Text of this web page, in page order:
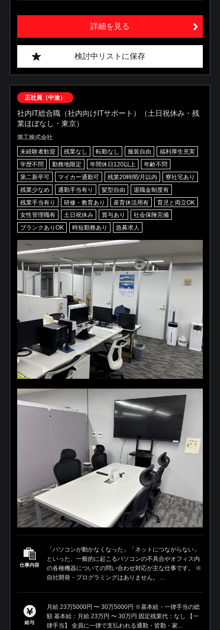
詳細を見る
検討中リストに保存
正社員（中途）
社内IT総合職（社内向けITサポート）（土日祝休み・残
業ほぼなし・東京）
第工株式会社
未経験者歓迎 残業なし 転勤なし 服装自由
福利厚生充実
学歴不問
勤務地限定 年間休日120以上
年齢不問
第二新卒可
マイカー通勤可 残業20時間/月以内
寮社宅あり
残業少なめ
通勤手当有り 髪型自由
退職金制度有
残業手当有り
研修・教育あり 産育休活用有
育児と両立OK
女性管理職有
土日祝休み 賞与あり
社会保険完備
ブランクありOK
時短勤務あり 急募求人
仕事内容
「パソコンが動かなくなった」「ネットにつながらない」
といった、一般的に起こるパソコンの不具合やオフィス内
の各種機器についての問い合わせ対応が主な仕事です。 ※
自社開発・プログラミングはありません。 ...
給与
月給 23万5000円 〜 30万5000円 ※基本給・一律手当の総
額 基本給：月給 23万円 〜 30万円 固定残業代：なし 【一
律手当】 全員に一律で支払われる通勤・皆勤・家...